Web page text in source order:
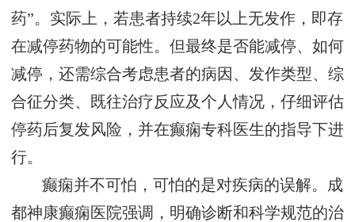
药”。实际上，若患者持续2年以上无发作，即存
在减停药物的可能性。但最终是否能减停、如何
减停，还需综合考虑患者的病因、发作类型、综
合征分类、既往治疗反应及个人情况，仔细评估
停药后复发风险，并在癫痫专科医生的指导下进
行。
癫痫并不可怕，可怕的是对疾病的误解。成
都神康癫痫医院强调，明确诊断和科学规范的治